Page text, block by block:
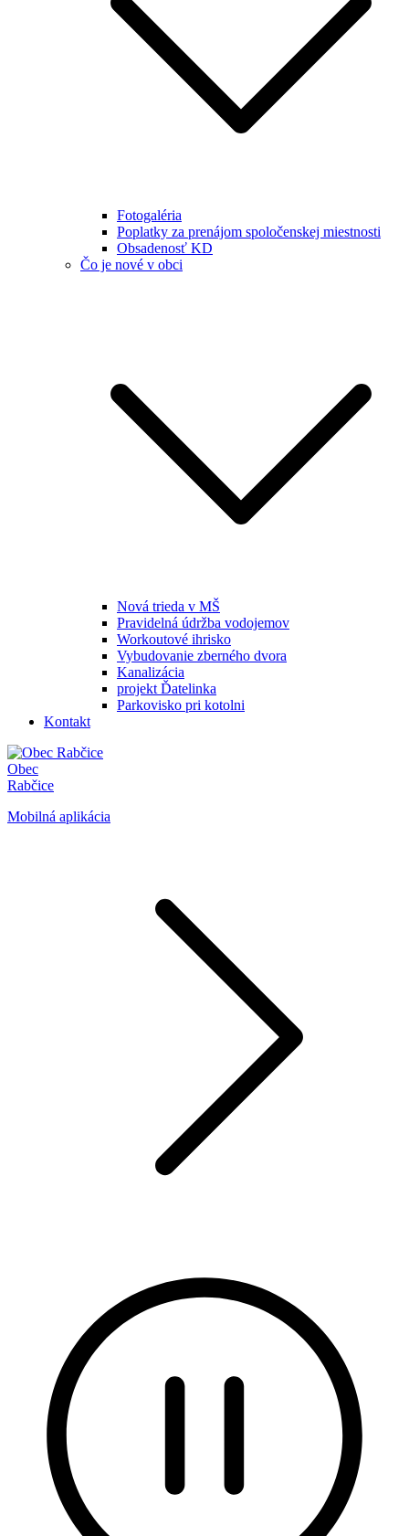
Fotogaléria
Poplatky za prenájom spoločenskej miestnosti
Obsadenosť KD
Čo je nové v obci
Nová trieda v MŠ
Pravidelná údržba vodojemov
Workoutové ihrisko
Vybudovanie zberného dvora
Kanalizácia
projekt Ďatelinka
Parkovisko pri kotolni
Kontakt
Obec
Rabčice
Mobilná aplikácia